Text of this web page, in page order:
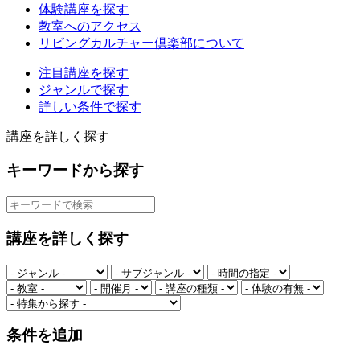
体験講座を探す
教室へのアクセス
リビングカルチャー倶楽部について
注目講座を探す
ジャンルで探す
詳しい条件で探す
講座を詳しく探す
キーワードから探す
講座を詳しく探す
条件を追加